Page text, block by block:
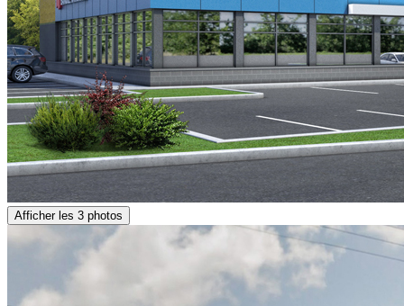
Afficher les 3 photos